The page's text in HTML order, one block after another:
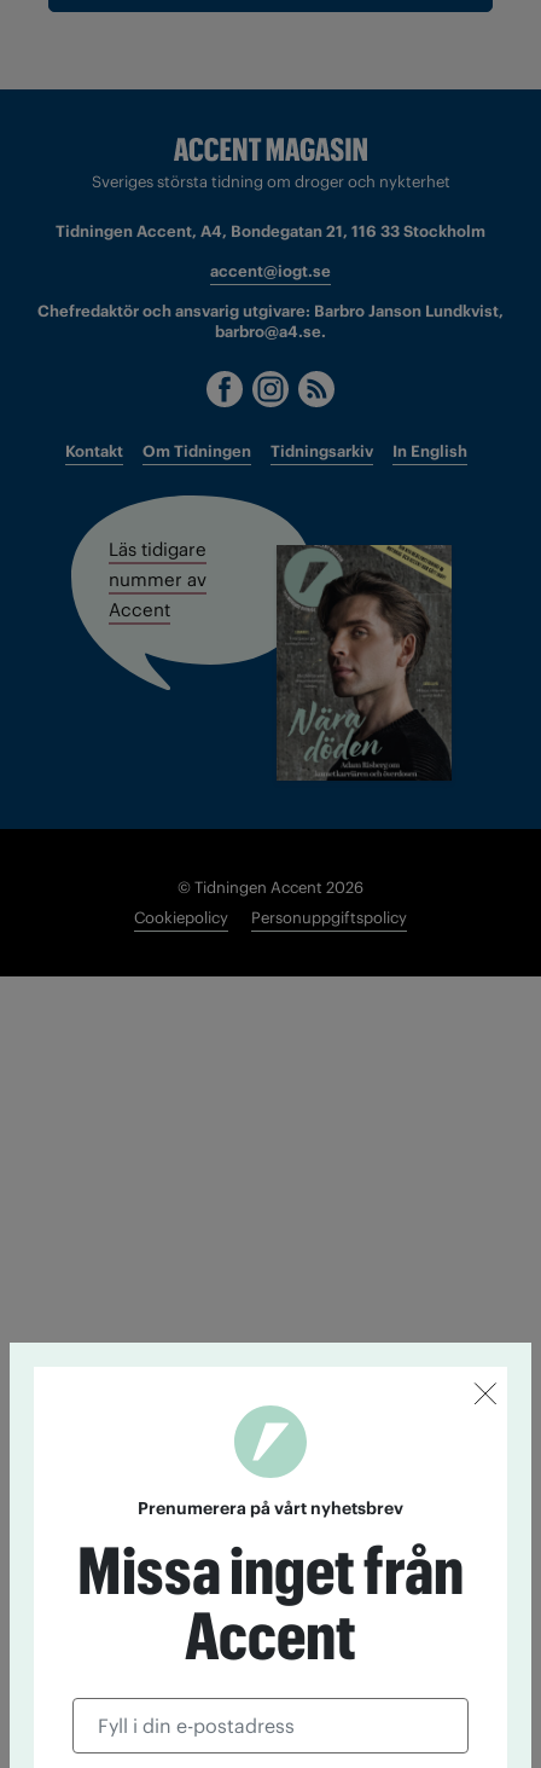
Sveriges största tidning om droger och nykterhet
Tidningen Accent, A4, Bondegatan 21, 116 33 Stockholm
accent@iogt.se
Chefredaktör och ansvarig utgivare: Barbro Janson Lundkvist,
barbro@a4.se.
Kontakt Om Tidningen Tidningsarkiv In English
Läs tidigare
nummer av
Accent
© Tidningen Accent 2026
Cookiepolicy
Personuppgiftspolicy
Prenumerera på vårt nyhetsbrev
Missa inget från
Accent